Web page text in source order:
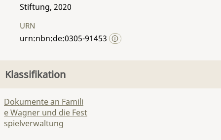
Stiftung, 2020
URN
urn:nbn:de:0305-91453
Klassifikation
Dokumente an Famili
e Wagner und die Fest
spielverwaltung